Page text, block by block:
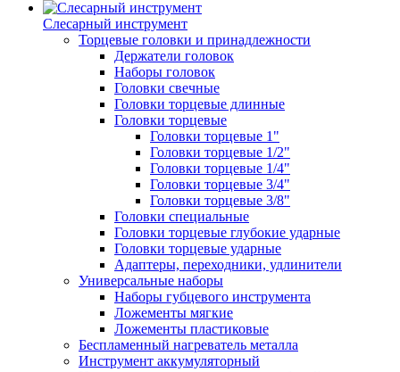
Слесарный инструмент
Торцевые головки и принадлежности
Держатели головок
Наборы головок
Головки свечные
Головки торцевые длинные
Головки торцевые
Головки торцевые 1"
Головки торцевые 1/2"
Головки торцевые 1/4"
Головки торцевые 3/4"
Головки торцевые 3/8"
Головки специальные
Головки торцевые глубокие ударные
Головки торцевые ударные
Адаптеры, переходники, удлинители
Универсальные наборы
Наборы губцевого инструмента
Ложементы мягкие
Ложементы пластиковые
Беспламенный нагреватель металла
Инструмент аккумуляторный